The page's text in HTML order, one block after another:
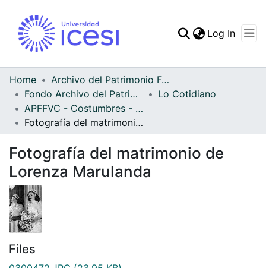
Statistics
Log In
Home
Archivo del Patrimonio Fotográfico y Fílmico del Valle del Cauca
Fondo Archivo del Patrimonio Fotográfico y Fílmico del Valle del Cauca
Lo Cotidiano
APFFVC - Costumbres - Patrimonial
Fotografía del matrimonio de Lorenza Marulanda
Fotografía del matrimonio de
Lorenza Marulanda
Files